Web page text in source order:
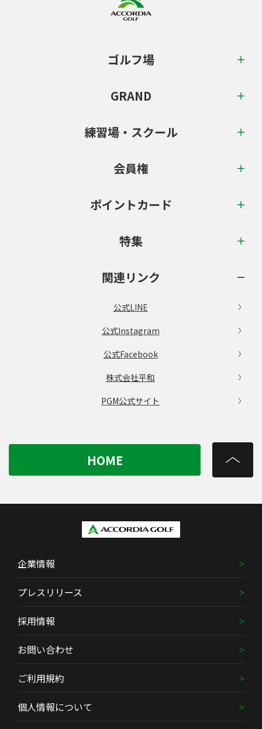
ゴルフ場
GRAND
練習場・スクール
会員権
ポイントカード
特集
関連リンク
公式LINE
公式Instagram
公式Facebook
株式会社平和
PGM公式サイト
HOME
企業情報
プレスリリース
採用情報
お問い合わせ
ご利用規約
個人情報について